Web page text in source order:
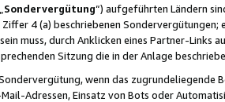
Sondervergütung“) aufgeführten Ländern
Ziffer 4 (a) beschriebenen
muss, durch Anklicken eines Partner-
Sitzung die in der Anlage
wenn das zugrundeliegende
Adressen, Einsatz von Bots oder